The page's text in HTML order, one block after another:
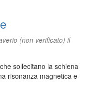
(non verificato) il
sollecitano la schiena
risonanza magnetica e